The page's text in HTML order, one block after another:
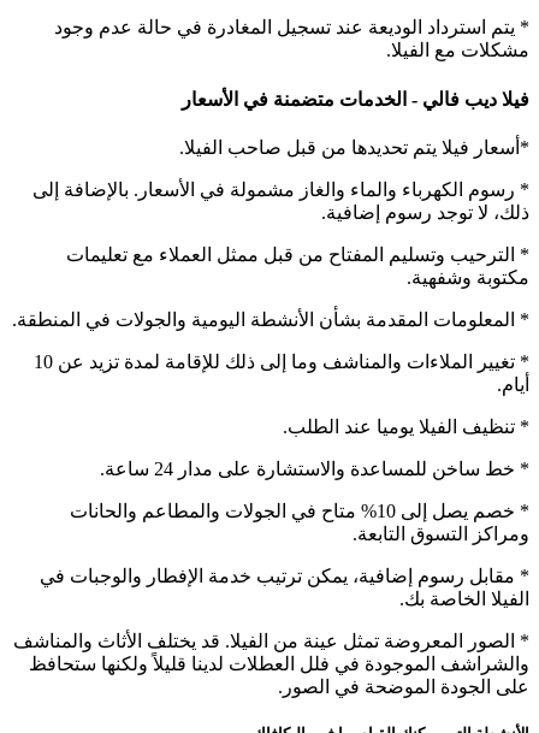
* يتم استرداد الوديعة عند تسجيل المغادرة في حالة عدم وجود
مشكلات مع الفيلا.
فيلا ديب فالي - الخدمات متضمنة في الأسعار
*أسعار فيلا يتم تحديدها من قبل صاحب الفيلا.
* رسوم الكهرباء والماء والغاز مشمولة في الأسعار. بالإضافة إلى
ذلك، لا توجد رسوم إضافية.
* الترحيب وتسليم المفتاح من قبل ممثل العملاء مع تعليمات
مكتوبة وشفهية.
* المعلومات المقدمة بشأن الأنشطة اليومية والجولات في المنطقة.
* تغيير الملاءات والمناشف وما إلى ذلك للإقامة لمدة تزيد عن 10
أيام.
* تنظيف الفيلا يوميا عند الطلب.
* خط ساخن للمساعدة والاستشارة على مدار 24 ساعة.
* خصم يصل إلى 10% متاح في الجولات والمطاعم والحانات
ومراكز التسوق التابعة.
* مقابل رسوم إضافية، يمكن ترتيب خدمة الإفطار والوجبات في
الفيلا الخاصة بك.
* الصور المعروضة تمثل عينة من الفيلا. قد يختلف الأثاث والمناشف
والشراشف الموجودة في فلل العطلات لدينا قليلاً ولكنها ستحافظ
على الجودة الموضحة في الصور.